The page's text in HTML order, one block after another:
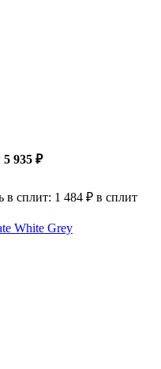
5 935 ₽
в сплит: 1 484 ₽ в сплит
White Grey